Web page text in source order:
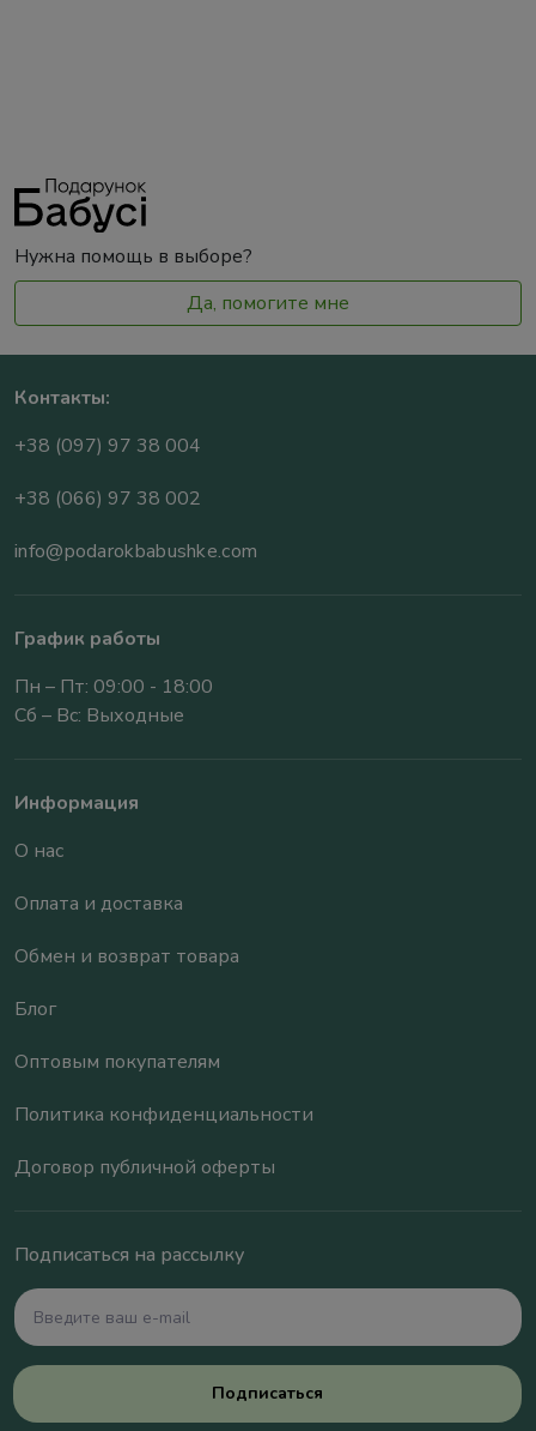
Нужна помощь в выборе?
Да, помогите мне
Контакты:
+38 (097) 97 38 004
+38 (066) 97 38 002
info@podarokbabushke.com
График работы
Пн – Пт: 09:00 - 18:00
Сб – Вс: Выходные
Информация
О нас
Оплата и доставка
Обмен и возврат товара
Блог
Оптовым покупателям
Политика конфиденциальности
Договор публичной оферты
Подписаться на рассылку
Подписаться